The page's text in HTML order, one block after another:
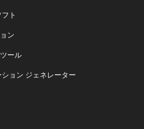
ト
ン
ール
ョン ジェネレーター